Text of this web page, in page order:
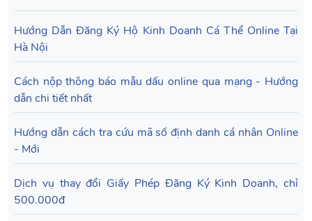
Hướng Dẫn Đăng Ký Hộ Kinh Doanh Cá Thể Online Tại
Hà Nội
Cách nộp thông báo mẫu dấu online qua mạng - Hướng
dẫn chi tiết nhất
Hướng dẫn cách tra cứu mã số định danh cá nhân Online
- Mới
Dịch vụ thay đổi Giấy Phép Đăng Ký Kinh Doanh, chỉ
500.000đ